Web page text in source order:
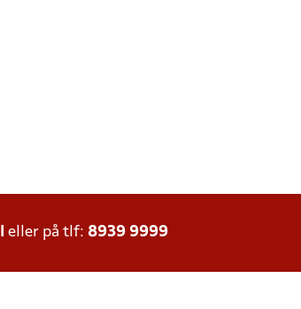
eller på tlf: 8939 9999